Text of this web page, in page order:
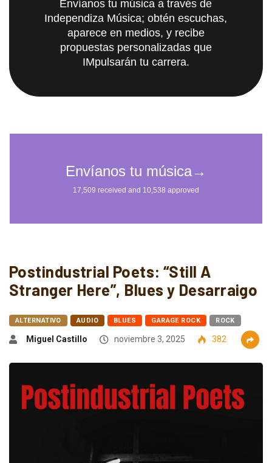
Envíanos tu música a través de
Independiza Música; obtén escuchas,
aparece en medios, y recibe
propuestas personalizadas que
IMpulsarán tu carrera.
Postindustrial Poets: “Still A
Stranger Here”, Blues y Desarraigo
ALTERNATIVO AUDIO BLUES GARAGE ROCK ROCK
Miguel Castillo noviembre 3, 2025 382